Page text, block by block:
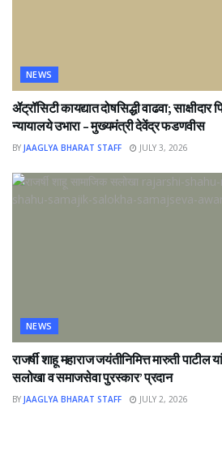
NEWS
ॲट्रॉसिटी कायद्यात दोषसिद्धी वाढवा;
न्यायालये उभारा – मुख्यमंत्री देवेंद्र फडणवीस
BY JAAGLYA BHARAT STAFF JULY 3, 2026
NEWS
राजर्षी शाहू महाराज जयंतीनिमित्त मारुती पाटील
सलोखा व समाजसेवा पुरस्कार’ प्रदान
BY JAAGLYA BHARAT STAFF JULY 2, 2026